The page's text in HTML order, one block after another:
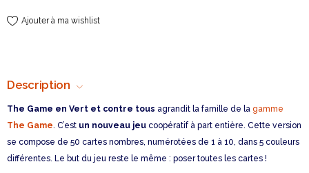
Ajouter à ma wishlist
Description
The Game en Vert et contre tous agrandit la famille de la gamme
The Game. C’est un nouveau jeu coopératif à part entière. Cette version
se compose de 50 cartes nombres, numérotées de 1 à 10, dans 5 couleurs
différentes. Le but du jeu reste le même : poser toutes les cartes !